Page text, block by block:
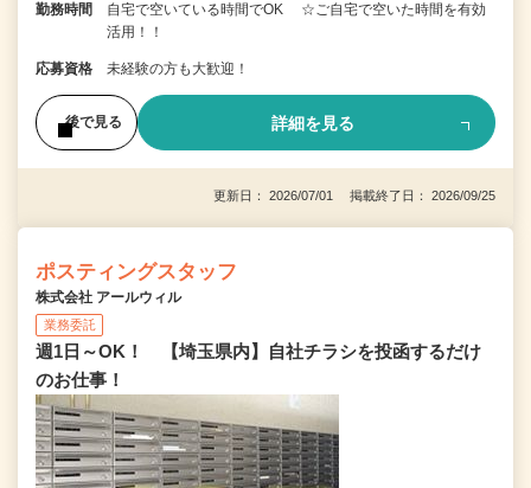
勤務時間
自宅で空いている時間でOK ☆ご自宅で空いた時間を有効
活用！！
応募資格 未経験の方も大歓迎！
後で見る 詳細を見る
更新日： 2026/07/01 掲載終了日： 2026/09/25
ポスティングスタッフ
株式会社 アールウィル
業務委託
週1日～OK！ 【埼玉県内】自社チラシを投函するだけ
のお仕事！